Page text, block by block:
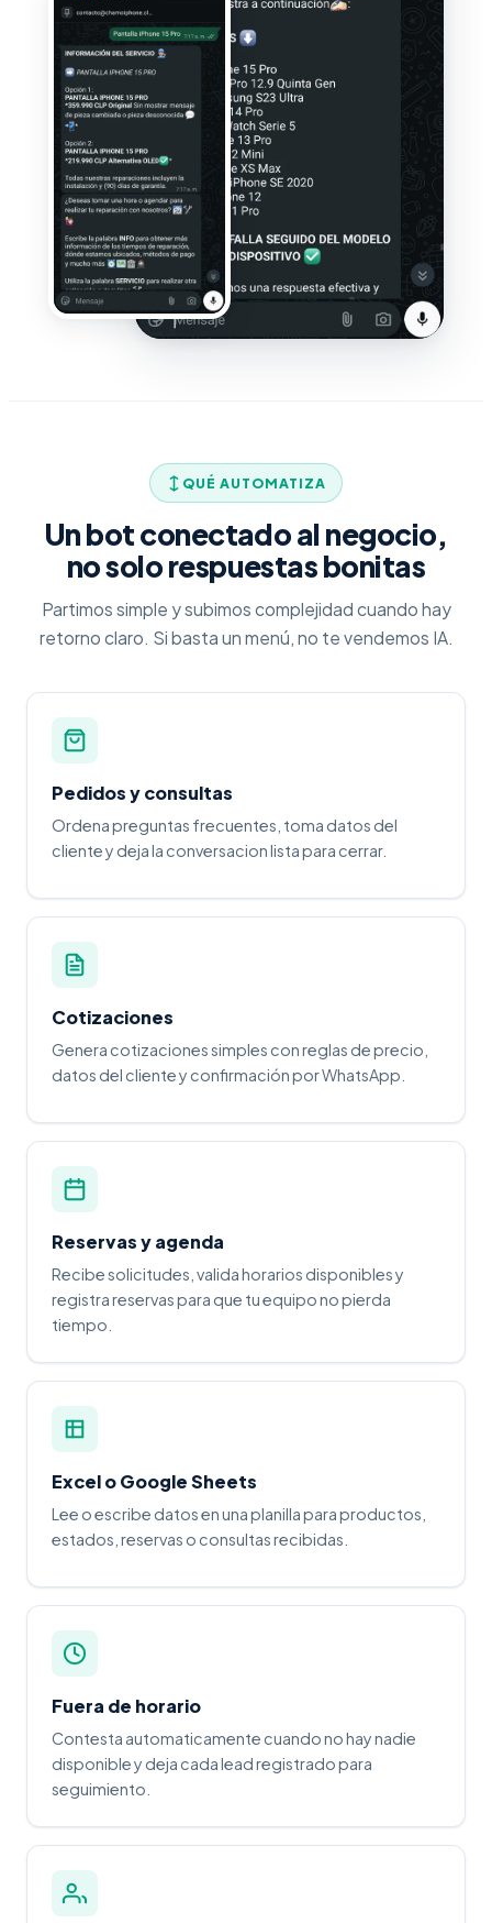
QUÉ AUTOMATIZA
Un bot conectado al negocio,
no solo respuestas bonitas
Partimos simple y subimos complejidad cuando hay
retorno claro. Si basta un menú, no te vendemos IA.
Pedidos y consultas
Ordena preguntas frecuentes, toma datos del
cliente y deja la conversacion lista para cerrar.
Cotizaciones
Genera cotizaciones simples con reglas de precio,
datos del cliente y confirmación por WhatsApp.
Reservas y agenda
Recibe solicitudes, valida horarios disponibles y
registra reservas para que tu equipo no pierda
tiempo.
Excel o Google Sheets
Lee o escribe datos en una planilla para productos,
estados, reservas o consultas recibidas.
Fuera de horario
Contesta automaticamente cuando no hay nadie
disponible y deja cada lead registrado para
seguimiento.